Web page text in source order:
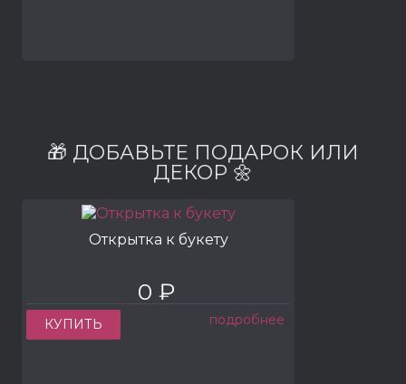
🎁 ДОБАВЬТЕ ПОДАРОК ИЛИ
ДЕКОР 🌼
Открытка к букету
0 ₽
КУПИТЬ подробнее